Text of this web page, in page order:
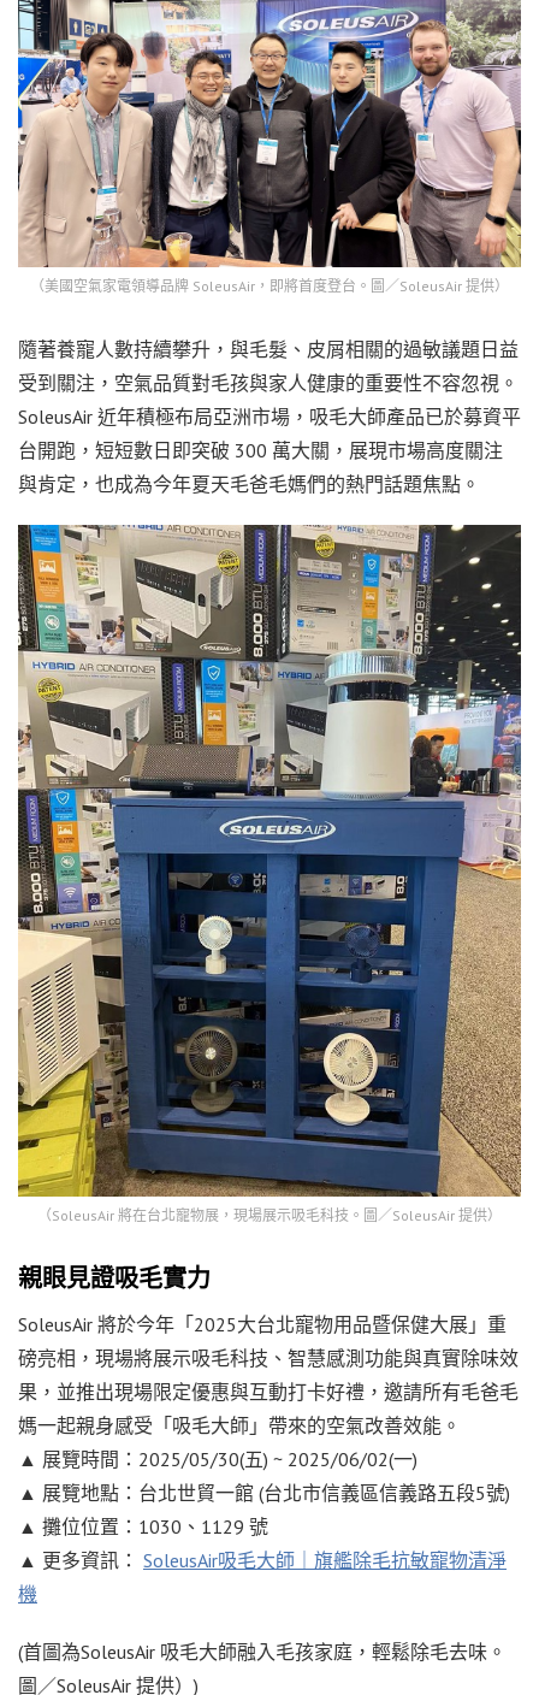
（美國空氣家電領導品牌 SoleusAir，即將首度登台。圖／SoleusAir 提供）
隨著養寵人數持續攀升，與毛髮、皮屑相關的過敏議題日益
受到關注，空氣品質對毛孩與家人健康的重要性不容忽視。
SoleusAir 近年積極布局亞洲市場，吸毛大師產品已於募資平
台開跑，短短數日即突破 300 萬大關，展現市場高度關注
與肯定，也成為今年夏天毛爸毛媽們的熱門話題焦點。
（SoleusAir 將在台北寵物展，現場展示吸毛科技。圖／SoleusAir 提供）
親眼見證吸毛實力
SoleusAir 將於今年「2025大台北寵物用品暨保健大展」重
磅亮相，現場將展示吸毛科技、智慧感測功能與真實除味效
果，並推出現場限定優惠與互動打卡好禮，邀請所有毛爸毛
媽一起親身感受「吸毛大師」帶來的空氣改善效能。
▲ 展覽時間：2025/05/30(五) ~ 2025/06/02(一)
▲ 展覽地點：台北世貿一館 (台北市信義區信義路五段5號)
▲ 攤位位置：1030、1129 號
▲ 更多資訊： SoleusAir吸毛大師｜旗艦除毛抗敏寵物清淨
機
(首圖為SoleusAir 吸毛大師融入毛孩家庭，輕鬆除毛去味。
圖／SoleusAir 提供）)